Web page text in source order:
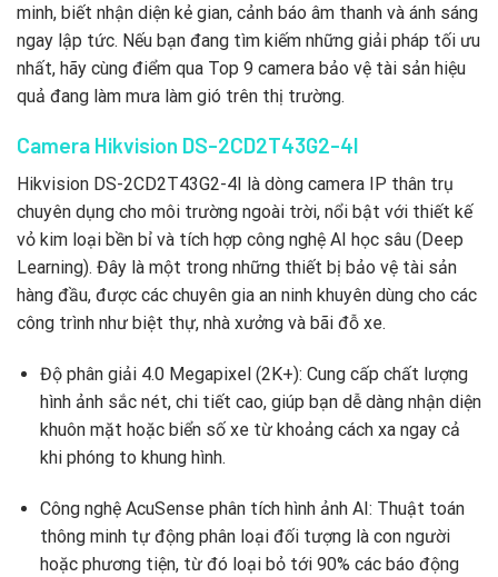
minh, biết nhận diện kẻ gian, cảnh báo âm thanh và ánh sáng
ngay lập tức. Nếu bạn đang tìm kiếm những giải pháp tối ưu
nhất, hãy cùng điểm qua Top 9 camera bảo vệ tài sản hiệu
quả đang làm mưa làm gió trên thị trường.
Camera Hikvision DS-2CD2T43G2-4I
Hikvision DS-2CD2T43G2-4I là dòng camera IP thân trụ
chuyên dụng cho môi trường ngoài trời, nổi bật với thiết kế
vỏ kim loại bền bỉ và tích hợp công nghệ AI học sâu (Deep
Learning). Đây là một trong những thiết bị bảo vệ tài sản
hàng đầu, được các chuyên gia an ninh khuyên dùng cho các
công trình như biệt thự, nhà xưởng và bãi đỗ xe.
Độ phân giải 4.0 Megapixel (2K+): Cung cấp chất lượng
hình ảnh sắc nét, chi tiết cao, giúp bạn dễ dàng nhận diện
khuôn mặt hoặc biển số xe từ khoảng cách xa ngay cả
khi phóng to khung hình.
Công nghệ AcuSense phân tích hình ảnh AI: Thuật toán
thông minh tự động phân loại đối tượng là con người
hoặc phương tiện, từ đó loại bỏ tới 90% các báo động